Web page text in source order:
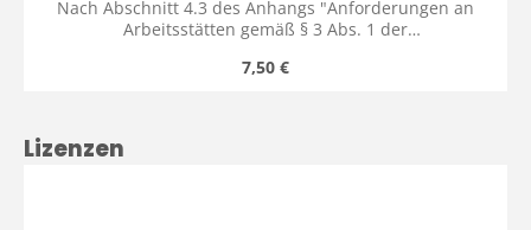
Nach Abschnitt 4.3 des Anhangs "Anforderungen an
Arbeitsstätten gemäß § 3 Abs. 1 der
sowie die Lagerorte für Erste-Hilfe-Ausrüstung
Ersten Hilfe" und folgt den Vorgaben der ASR A1.3
Regulärer Preis:
7,50 €
Produktgalerie überspringen
Lizenzen